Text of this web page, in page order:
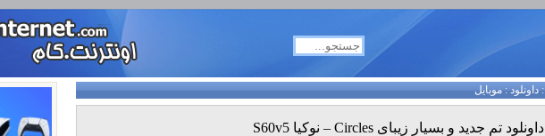
داونلود:موبایل
داونلود تم جدید و بسیار زیبای Circles – نوکیا S60v5